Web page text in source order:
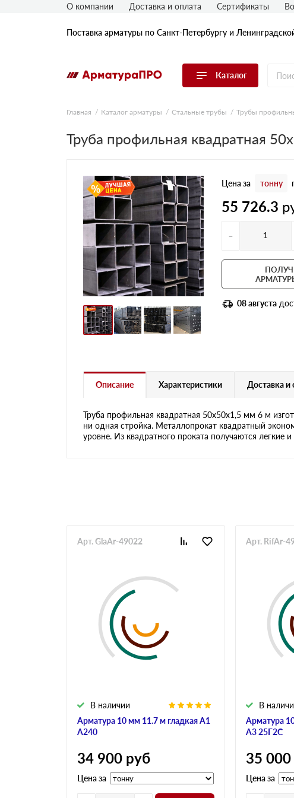
Поставка арматуры по Санкт-Петербургу и
Каталог
Перейти в каталог
Арматура
Катанка
Комплектующие к арматуре
О компании Доставка и оплата Сертификаты
Главная Каталог арматуры Стальные трубы Трубы
Труба профильная квадратная
Цена за тонну
55 726.3
-
08 августа
Описание Характеристики Доставка и
Труба профильная квадратная 50х50х1,5 мм 6 м
ни одная стройка. Металлопрокат квадратный
уровне. Из квадратного проката получаются легкие
Арматура 10 мм 11.7 м гладкая А1
А240
В наличии
Арт. GlaAr-49022
34 900 руб
Цена за
Арматура
А3 25Г2С
В
Арт. RifAr-
35 000
Цена за